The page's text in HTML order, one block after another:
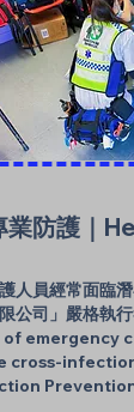
業防護
人員經常面臨
限公司」嚴格執
emergency
cross-